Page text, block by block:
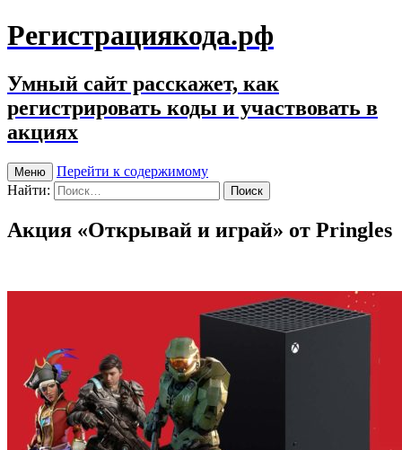
Регистрациякода.рф
Умный сайт расскажет, как
регистрировать коды и участвовать в
акциях
Меню
Перейти к содержимому
Найти:
Акция «Открывай и играй» от Pringles